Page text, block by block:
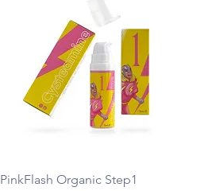
Ātrais skats
PinkFlash Organic Step1